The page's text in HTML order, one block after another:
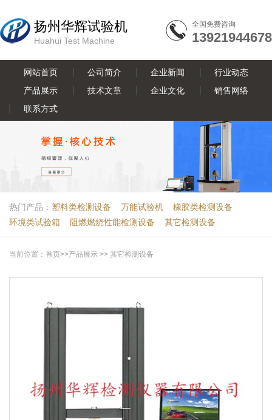
扬州华辉试验机
Huahui Test Machine
全国免费咨询
13921944678
网站首页 公司简介 企业新闻
行业动态
产品展示
技术文章 企业文化
销售网络
联系方式
热门产品： 塑料类检测设备 万能试验机
橡胶类检测设备
环境类试验箱
阻燃燃烧性能检测设备 其它检测设备
当前位置： 首页>>产品展示 >> 其它检测设备